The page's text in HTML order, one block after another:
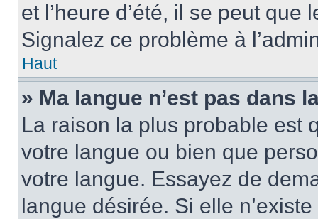
et l’heure d’été, il se peut que
Signalez ce problème à
Haut
» Ma langue n’est pas dans
La raison la plus probable est
votre langue ou bien que
votre langue. Essayez de
langue désirée. Si elle